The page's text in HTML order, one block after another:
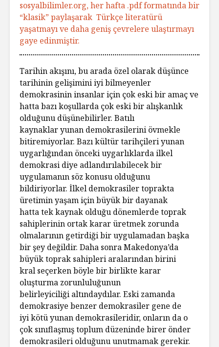
sosyalbilimler.org, her hafta .pdf formatında bir
“klasik” paylaşarak Türkçe literatürü
yaşatmayı ve daha geniş çevrelere ulaştırmayı
gaye edinmiştir.
Tarihin akışını, bu arada özel olarak düşünce
tarihinin gelişimini iyi bilmeyenler
demokrasinin insanlar için çok eski bir amaç ve
hatta bazı koşullarda çok eski bir alışkanlık
olduğunu düşünebilirler. Batılı
kaynaklar yunan demokrasilerini övmekle
bitiremiyorlar. Bazı kültür tarihçileri yunan
uygarlığından önceki uygarlıklarda ilkel
demokrasi diye adlandırılabilecek bir
uygulamanın söz konusu olduğunu
bildiriyorlar. İlkel demokrasiler toprakta
üretimin yaşam için büyük bir dayanak
hatta tek kaynak olduğu dönemlerde toprak
sahiplerinin ortak karar üretmek zorunda
olmalarının getirdiği bir uygulamadan başka
bir şey değildir. Daha sonra Makedonya’da
büyük toprak sahipleri aralarından birini
kral seçerken böyle bir birlikte karar
oluşturma zorunluluğunun
belirleyiciliği altındaydılar. Eski zamanda
demokrasiye benzer demokrasiler gene de
iyi kötü yunan demokrasileridir, onların da o
çok sınıflaşmış toplum düzeninde birer önder
demokrasileri olduğunu unutmamak gerekir.